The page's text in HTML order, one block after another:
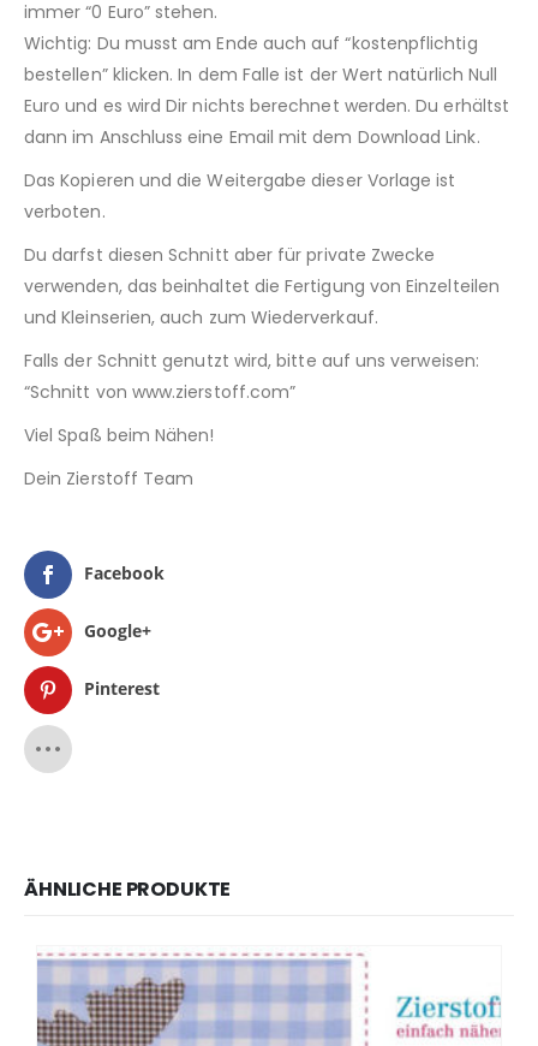
immer “0 Euro” stehen.
Wichtig: Du musst am Ende auch auf “kostenpflichtig
bestellen” klicken. In dem Falle ist der Wert natürlich Null
Euro und es wird Dir nichts berechnet werden. Du erhältst
dann im Anschluss eine Email mit dem Download Link.
Das Kopieren und die Weitergabe dieser Vorlage ist
verboten.
Du darfst diesen Schnitt aber für private Zwecke
verwenden, das beinhaltet die Fertigung von Einzelteilen
und Kleinserien, auch zum Wiederverkauf.
Falls der Schnitt genutzt wird, bitte auf uns verweisen:
“Schnitt von www.zierstoff.com”
Viel Spaß beim Nähen!
Dein Zierstoff Team
Facebook
Google+
Pinterest
ÄHNLICHE PRODUKTE